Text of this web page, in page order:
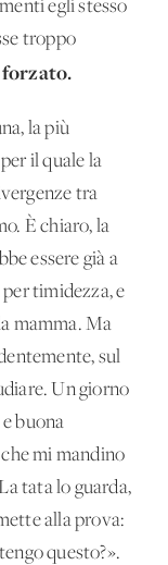
egli stesso
troppo
la più
il quale la
tra
È chiaro, la
essere già a
timidezza, e
mamma. Ma
sul
Un giorno
buona
mi mandino
tata lo guarda,
alla prova:
questo?».